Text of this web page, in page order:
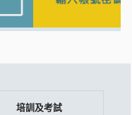
培訓及考試